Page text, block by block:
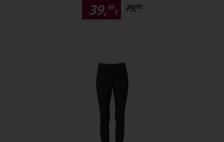
39,99
€ 79,99€